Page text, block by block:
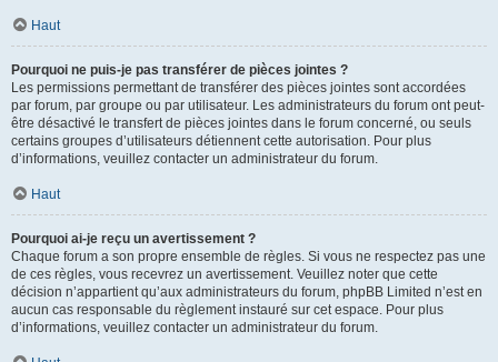
Haut
Pourquoi ne puis-je pas transférer de pièces jointes ?
Les permissions permettant de transférer des pièces jointes sont accordées
par forum, par groupe ou par utilisateur. Les administrateurs du forum ont peut-
être désactivé le transfert de pièces jointes dans le forum concerné, ou seuls
certains groupes d’utilisateurs détiennent cette autorisation. Pour plus
d’informations, veuillez contacter un administrateur du forum.
Haut
Pourquoi ai-je reçu un avertissement ?
Chaque forum a son propre ensemble de règles. Si vous ne respectez pas une
de ces règles, vous recevrez un avertissement. Veuillez noter que cette
décision n’appartient qu’aux administrateurs du forum, phpBB Limited n’est en
aucun cas responsable du règlement instauré sur cet espace. Pour plus
d’informations, veuillez contacter un administrateur du forum.